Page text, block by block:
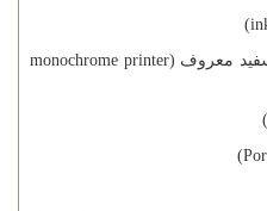
)
معروف (monochrome printer
)
)